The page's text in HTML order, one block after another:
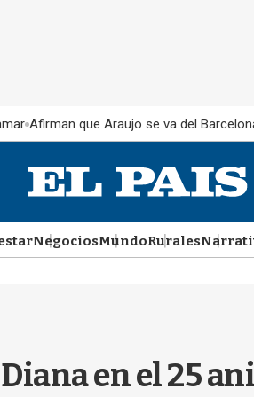
Afirman que Araujo se va del
NegociosMundoRurales
en el 25